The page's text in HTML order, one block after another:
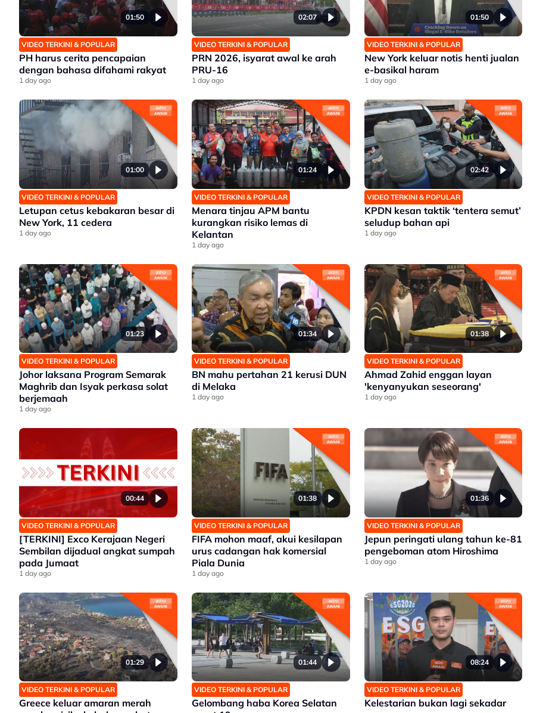
01:50
VIDEO TERKINI & POPULAR
PH harus cerita pencapaian
dengan bahasa difahami rakyat
1 day ago
02:07
VIDEO TERKINI & POPULAR
PRN 2026, isyarat awal ke arah
PRU-16
1 day ago
01:50
VIDEO TERKINI & POPULAR
New York keluar notis henti jualan
e-basikal haram
1 day ago
01:00
VIDEO TERKINI & POPULAR
Letupan cetus kebakaran besar di
New York, 11 cedera
1 day ago
01:24
VIDEO TERKINI & POPULAR
Menara tinjau APM bantu
kurangkan risiko lemas di
Kelantan
1 day ago
02:42
VIDEO TERKINI & POPULAR
KPDN kesan taktik ‘tentera semut’
seludup bahan api
1 day ago
01:23
VIDEO TERKINI & POPULAR
Johor laksana Program Semarak
Maghrib dan Isyak perkasa solat
berjemaah
1 day ago
01:34
VIDEO TERKINI & POPULAR
BN mahu pertahan 21 kerusi DUN
di Melaka
1 day ago
01:38
VIDEO TERKINI & POPULAR
Ahmad Zahid enggan layan
'kenyanyukan seseorang'
1 day ago
00:44
VIDEO TERKINI & POPULAR
[TERKINI] Exco Kerajaan Negeri
Sembilan dijadual angkat sumpah
pada Jumaat
1 day ago
01:38
VIDEO TERKINI & POPULAR
FIFA mohon maaf, akui kesilapan
urus cadangan hak komersial
Piala Dunia
1 day ago
01:36
VIDEO TERKINI & POPULAR
Jepun peringati ulang tahun ke-81
pengeboman atom Hiroshima
1 day ago
01:29
VIDEO TERKINI & POPULAR
Greece keluar amaran merah
01:44
VIDEO TERKINI & POPULAR
Gelombang haba Korea Selatan
08:24
VIDEO TERKINI & POPULAR
Kelestarian bukan lagi sekadar